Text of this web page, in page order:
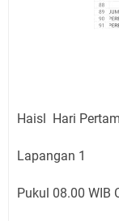
Haisl Hari
Lapangan 1
Pukul 08.00 WIB